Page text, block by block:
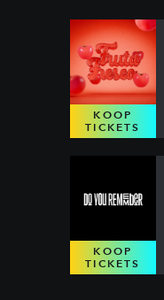
KOOP
TICKETS
KOOP
TICKETS